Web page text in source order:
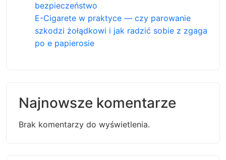
bezpieczeństwo
E-Cigarete w praktyce — czy parowanie
szkodzi żołądkowi i jak radzić sobie z zgaga
po e papierosie
Najnowsze komentarze
Brak komentarzy do wyświetlenia.